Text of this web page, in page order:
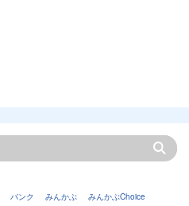
バンク みんかぶ みんかぶChoice